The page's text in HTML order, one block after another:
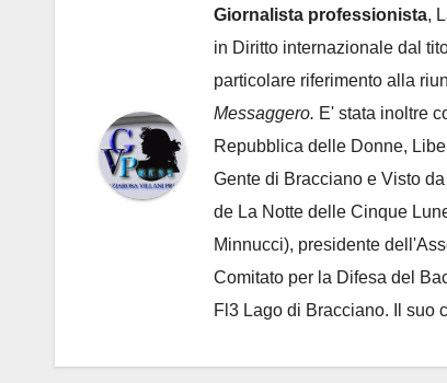
Giornalista professionista,
in Diritto internazionale dal
particolare riferimento alla
Messaggero. E' stata inoltre
Repubblica delle Donne,
Gente di Bracciano e Visto
de La Notte delle Cinque
Minnucci), presidente dell'
Comitato per la Difesa del
Fl3 Lago di Bracciano. Il suo